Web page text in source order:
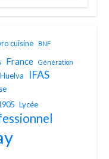
cuisine BNF
France Génération
Huelva
IFAS
Lycée